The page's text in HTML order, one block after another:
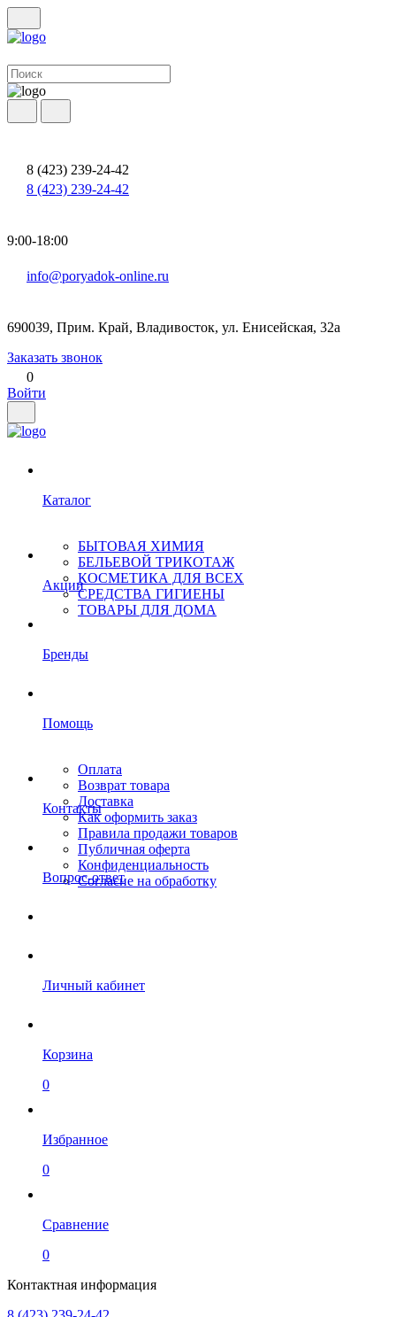
8 (423) 239-24-42
8 (423) 239-24-42
9:00-18:00
info@poryadok-online.ru
690039, Прим. Край, Владивосток, ул. Енисейская, 32а
Заказать звонок
0
Войти
Каталог
БЫТОВАЯ ХИМИЯ
БЕЛЬЕВОЙ ТРИКОТАЖ
КОСМЕТИКА ДЛЯ ВСЕХ
СРЕДСТВА ГИГИЕНЫ
ТОВАРЫ ДЛЯ ДОМА
Акции
Бренды
Помощь
Оплата
Возврат товара
Доставка
Как оформить заказ
Правила продажи товаров
Публичная оферта
Конфиденциальность
Согласие на обработку
Контакты
Вопрос-ответ
Личный кабинет
Корзина
0
Избранное
0
Сравнение
0
Контактная информация